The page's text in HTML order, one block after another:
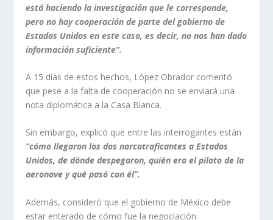
está haciendo la investigación que le corresponde,
pero no hay cooperación de parte del gobierno de
Estados Unidos en este caso, es decir, no nos han dado
información suficiente”.
A 15 días de estos hechos, López Obrador comentó
que pese a la falta de cooperación no se enviará una
nota diplomática a la Casa Blanca.
Sin embargo, explicó que entre las interrogantes están
“cómo llegaron los dos narcotraficantes a Estados
Unidos, de dónde despegaron, quién era el piloto de la
aeronave y qué pasó con él”.
Además, consideró que el gobierno de México debe
estar enterado de cómo fue la negociación.